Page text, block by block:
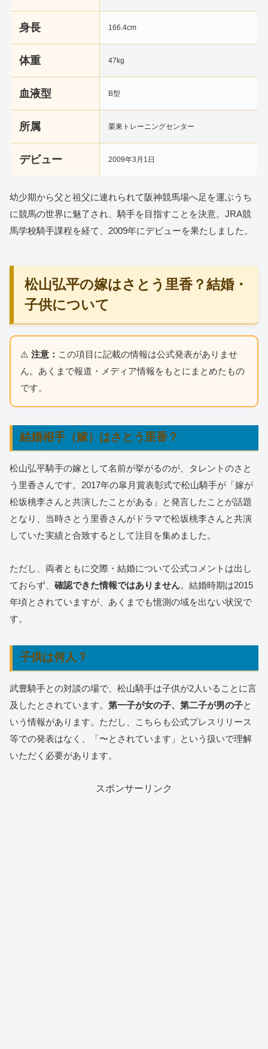
身長 166.4cm
体重 47kg
血液型 B型
所属 栗東トレーニングセンター
デビュー 2009年3月1日
幼少期から父と祖父に連れられて阪神競馬場へ足を運ぶうち
に競馬の世界に魅了され、騎手を目指すことを決意。JRA競
馬学校騎手課程を経て、2009年にデビューを果たしました。
松山弘平の嫁はさとう里香？結婚・
子供について
⚠️ 注意： この項目に記載の情報は公式発表がありませ
ん。あくまで報道・メディア情報をもとにまとめたもの
です。
結婚相手（嫁）はさとう里香？
松山弘平騎手の嫁として名前が挙がるのが、タレントのさと
う里香さんです。2017年の皐月賞表彰式で松山騎手が「嫁が
松坂桃李さんと共演したことがある」と発言したことが話題
となり、当時さとう里香さんがドラマで松坂桃李さんと共演
していた実績と合致するとして注目を集めました。
ただし、両者ともに交際・結婚について公式コメントは出し
ておらず、 確認できた情報ではありません。結婚時期は2015
年頃とされていますが、あくまでも憶測の域を出ない状況で
す。
子供は何人？
武豊騎手との対談の場で、松山騎手は子供が2人いることに言
及したとされています。 第一子が女の子、第二子が男の子と
いう情報があります。ただし、こちらも公式プレスリリース
等での発表はなく、「〜とされています」という扱いで理解
いただく必要があります。
スポンサーリンク